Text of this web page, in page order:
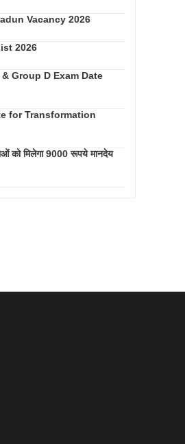
Vacancy 2026
2026
Group D Exam Date
for Transformation
को मिलेगा 9000 रूपये मानदेय